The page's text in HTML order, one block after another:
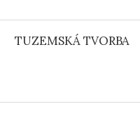
TUZEMSKÁ TVORBA